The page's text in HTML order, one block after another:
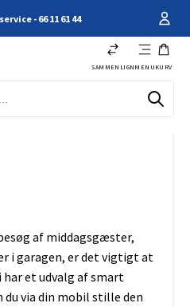
- 66 11 61 44
SAMMENLIGN MENU KURV
af middagsgæster,
i garagen, er det vigtigt at
har et udvalg af smart
via din mobil stille den